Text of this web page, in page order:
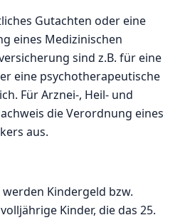
Gutachten oder eine
eines Medizinischen
sind z.B. für eine
eine psychotherapeutische
Für Arznei-, Heil- und
die Verordnung eines
aus.
Kindergeld bzw.
Kinder, die das 25.